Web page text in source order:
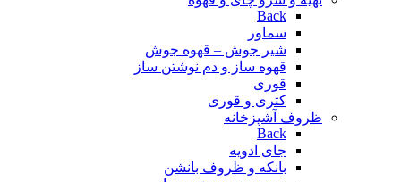
Back
سماور
شیر جوش – قهوه جوش
قهوه ساز و دم نوشتن ساز
قوری
کتری و قوری
ظروف آشپزخانه
Back
جای ادویه
بانکه و ظروف بانشن